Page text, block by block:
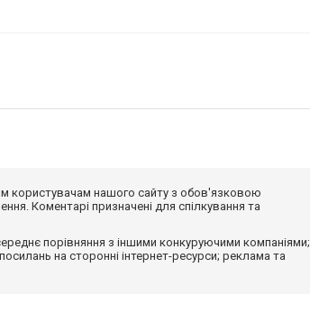
користувачам нашого сайту з обов'язковою
Коментарі призначені для спілкування та
порівняння з іншими конкуруючими компаніями;
на сторонні інтернет-ресурси; реклама та